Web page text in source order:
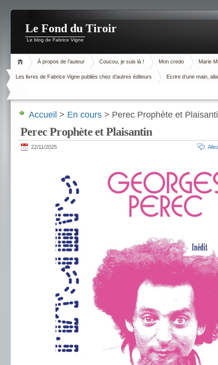
Le Fond du Tiroir
Le blog de Fabrice Vigne
À propos de l’auteur Coucou, je suis là ! Mon credo Marie
Les livres de Fabrice Vigne publiés chez d’autres éditeurs Ecrire d’une main,
Accueil > En cours > Perec Prophète et
Perec Prophète et Plaisantin
22/11/2025